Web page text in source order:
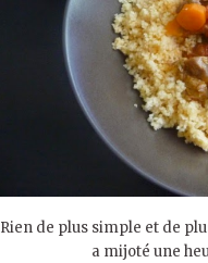
Rien de plus simple et de
a mijoté une